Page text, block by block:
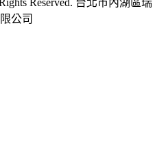
Reserved. 台北市內湖區瑞
公司